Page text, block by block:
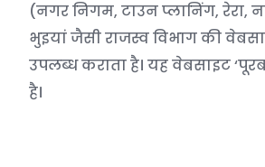
(नगर निगम, टाउन प्लानिंग,
भुइयां जैसी राजस्व विभाग की
उपलब्ध कराता है। यह वेबसाइट
है।